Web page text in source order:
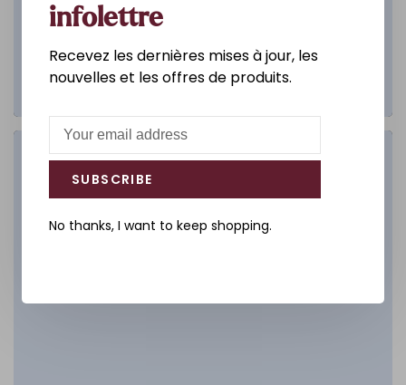
Salle de bain
infolettre
Recevez les dernières mises à jour, les
nouvelles et les offres de produits.
SUBSCRIBE
No thanks, I want to keep shopping.